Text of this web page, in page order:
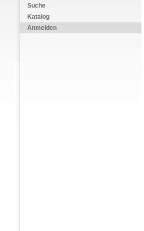
Suche
Katalog
Anmelden